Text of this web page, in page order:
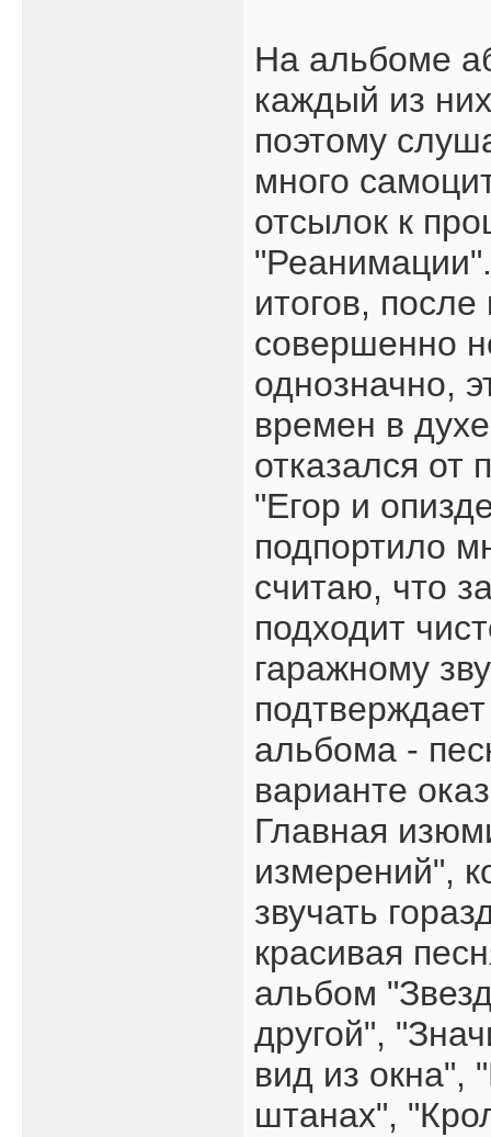
На альбоме
каждый из
поэтому
много
отсылок к
итогов,
совершенно
однозначно,
времен в
отказался от
"Егор и
подпортило
считаю, что
подходит
гаражному
альбома -
варианте
Главная
измерений",
звучать
красивая
альбом
другой",
вид из окна",
штанах",